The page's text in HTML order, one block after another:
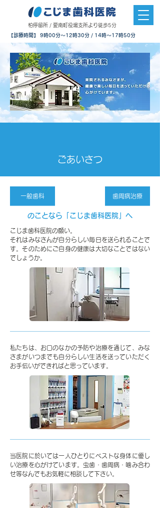
​柏停留所 / 愛南町役場支所より徒歩5分
【診療時間】 9時00分～12時30分 / 14時～17時50分
ごあいさつ
一般歯科​ 歯周病治療
のことなら「こじま歯科医院」へ
こじま歯科医院の願い。
それはみなさんが自分らしい毎日を送られることで
す。そのためにご自身の健康は大切なことではない
でしょうか。
私たちは、お口のなかの予防や治療を通じて、みな
さまがいつまでも自分らしい生活を送っていただく
お手伝いができればと思っています。
当医院に於いては一人ひとりにベストな身体に優し
い治療を心がけています。虫歯・歯周病・噛み合わ
せ等なんでもお気軽に相談して下さい。